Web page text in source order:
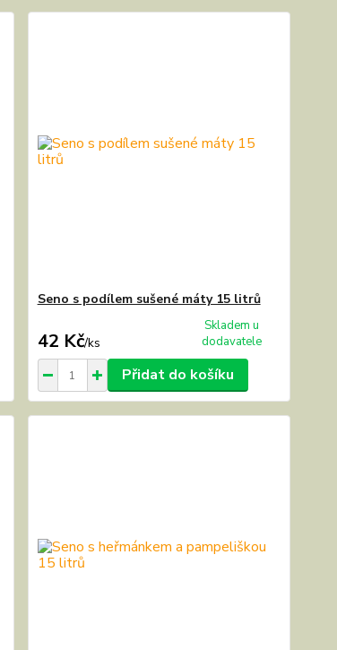
Seno s podílem sušené máty 15 litrů
42 Kč/ks
Skladem u
dodavatele
Přidat do košíku